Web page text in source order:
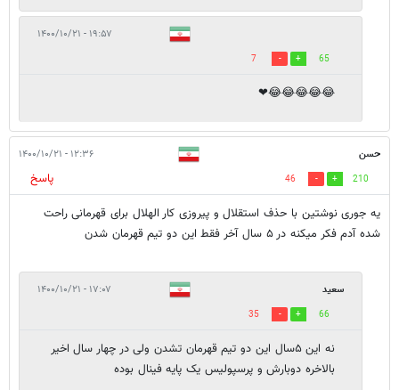
۱۹:۵۷ - ۱۴۰۰/۱۰/۲۱
65
7
😂😂😂😂😂❤
حسن ۱۲:۳۶ - ۱۴۰۰/۱۰/۲۱
210
46
پاسخ
یه جوری نوشتین با حذف استقلال و پیروزی کار الهلال برای قهرمانی راحت
شده آدم فکر میکنه در ۵ سال آخر فقط این دو تیم قهرمان شدن
سعید ۱۷:۰۷ - ۱۴۰۰/۱۰/۲۱
66
35
نه این ۵سال این دو تیم قهرمان تشدن ولی در چهار سال اخیر
بالاخره دوبارش و پرسپولیس یک پایه فینال بوده